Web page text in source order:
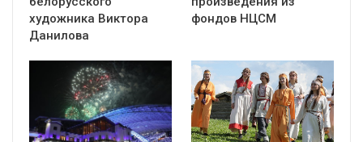
художника Виктора
Данилова
фондов НЦСМ